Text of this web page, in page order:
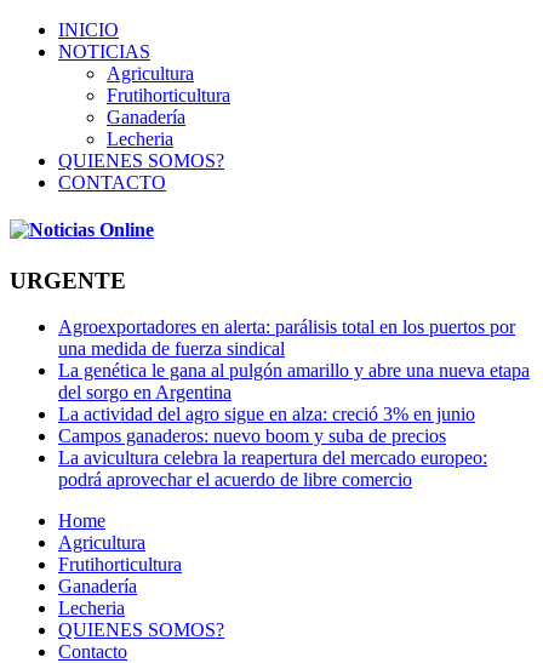
INICIO
NOTICIAS
Agricultura
Frutihorticultura
Ganadería
Lecheria
QUIENES SOMOS?
CONTACTO
URGENTE
Agroexportadores en alerta: parálisis total en los puertos por
una medida de fuerza sindical
La genética le gana al pulgón amarillo y abre una nueva etapa
del sorgo en Argentina
La actividad del agro sigue en alza: creció 3% en junio
Campos ganaderos: nuevo boom y suba de precios
La avicultura celebra la reapertura del mercado europeo:
podrá aprovechar el acuerdo de libre comercio
Home
Agricultura
Frutihorticultura
Ganadería
Lecheria
QUIENES SOMOS?
Contacto